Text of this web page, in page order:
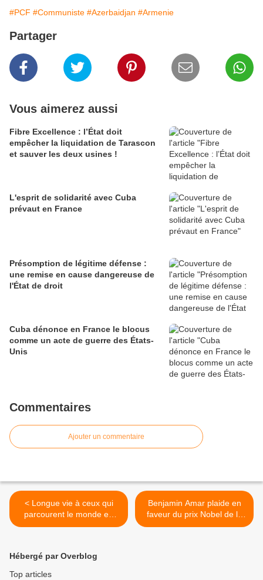
#PCF #Communiste #Azerbaidjan #Armenie
Partager
Vous aimerez aussi
Fibre Excellence : l’État doit
empêcher la liquidation de Tarascon
et sauver les deux usines !
L'esprit de solidarité avec Cuba
prévaut en France
Présomption de légitime défense :
une remise en cause dangereuse de
l'État de droit
Cuba dénonce en France le blocus
comme un acte de guerre des États-
Unis
Commentaires
Ajouter un commentaire
< Longue vie à ceux qui
parcourent le monde en
offrant la leur
Benjamin Amar plaide en
faveur du prix Nobel de la
paix pour les médecins
Hébergé par Overblog
Top articles